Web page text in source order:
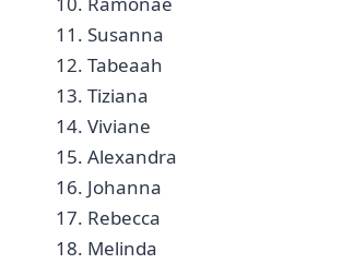
11. Susanna
12. Tabeaah
13. Tiziana
14. Viviane
15. Alexandra
16. Johanna
17. Rebecca
18. Melinda